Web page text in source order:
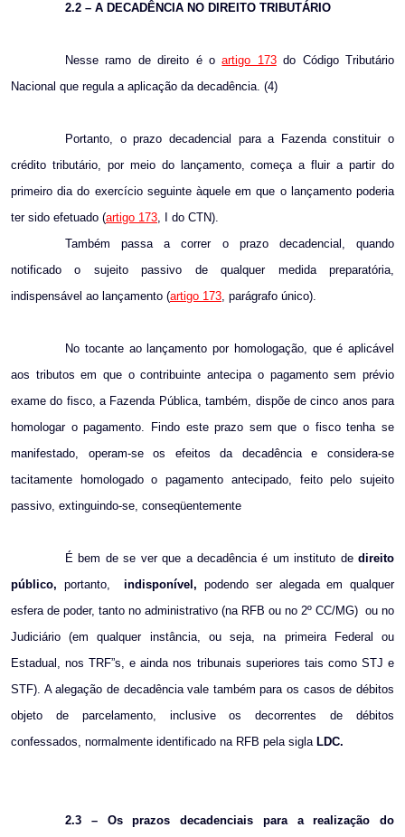
2.2 – A DECADÊNCIA NO DIREITO TRIBUTÁRIO
Nesse ramo de direito é oartigo 173do Código Tributário
Nacional que regula a aplicação da decadência. (4)
Portanto, o prazo decadencial para a Fazenda constituir o
crédito tributário, por meio do lançamento, começa a fluir a partir do
primeiro dia do exercício seguinte àquele em que o lançamento poderia
ter sido efetuado (artigo 173, I do CTN).
Também passa a correr o prazo decadencial, quando
notificado o sujeito passivo de qualquer medida preparatória,
indispensável ao lançamento (artigo 173, parágrafo único).
No tocante ao lançamento por homologação, que é aplicável
aos tributos em que o contribuinte antecipa o pagamento sem prévio
exame do fisco, a Fazenda Pública, também, dispõe de cinco anos para
homologar o pagamento. Findo este prazo sem que o fisco tenha se
manifestado, operam-se os efeitos da decadência e considera-se
tacitamente homologado o pagamento antecipado, feito pelo sujeito
passivo, extinguindo-se, conseqüentemente
É bem de se ver que a decadência é um instituto de direito
público, portanto, indisponível, podendo ser alegada em qualquer
esfera de poder, tanto no administrativo (na RFB ou no 2º CC/MG) ou no
Judiciário (em qualquer instância, ou seja, na primeira Federal ou
Estadual, nos TRF”s, e ainda nos tribunais superiores tais como STJ e
STF). A alegação de decadência vale também para os casos de débitos
objeto de parcelamento, inclusive os decorrentes de débitos
confessados, normalmente identificado na RFB pela sigla LDC.
2.3 – Os prazos decadenciais para a realização do